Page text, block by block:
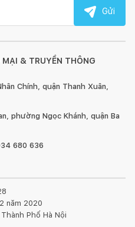
& TRUYỀN THÔNG
Chính, quận Thanh Xuân,
phường Ngọc Khánh, quận Ba
680 636
năm 2020
Phố Hà Nội
Gửi